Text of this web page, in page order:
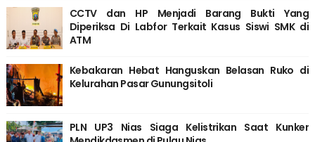
CCTV dan HP Menjadi Barang Bukti Yang
Diperiksa Di Labfor Terkait Kasus Siswi SMK di
ATM
Kebakaran Hebat Hanguskan Belasan Ruko di
Kelurahan Pasar Gunungsitoli
PLN UP3 Nias Siaga Kelistrikan Saat Kunker